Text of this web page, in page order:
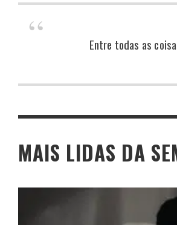
Entre todas as
MAIS LIDAS DA